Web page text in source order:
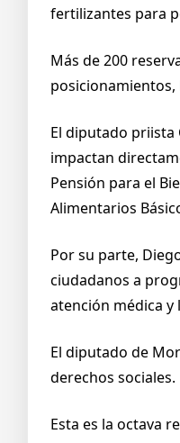
fertilizantes para
Más de 200
El diputado priista
impactan
Pensión para el
Alimentarios
Por su parte,
ciudadanos a
atención médica y
El diputado de
derechos sociales.
Esta es la octava